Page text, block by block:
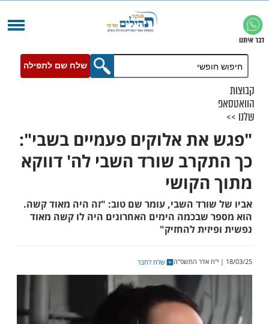
שלח שם לתפילה
אלוקים פעמיים בשבי":
שורד השבי לה' דווקא
השבי, עומר שם טוב: "זה היה מאוד קשה.
שבכמה הימים האחרונים היה לו קשה מאוד
להחזיק"